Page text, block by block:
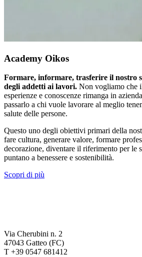
Academy Oikos
Formare, informare, trasferire il nostro
degli addetti ai lavori. Non vogliamo che
esperienze e conoscenze rimanga in
passarlo a chi vuole lavorare al meglio
salute delle persone.
Questo uno degli obiettivi primari della
fare cultura, generare valore, formare
decorazione, diventare il riferimento per le
puntano a benessere e sostenibilità.
Scopri di più
Via Cherubini n. 2
47043 Gatteo (FC)
T +39 0547 681412